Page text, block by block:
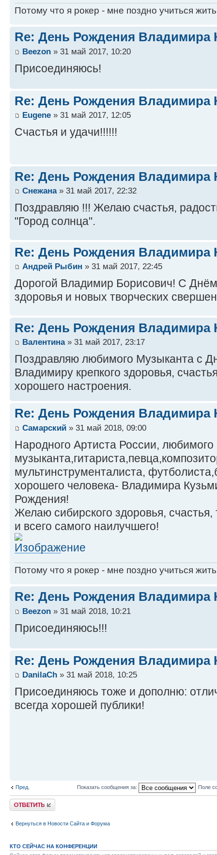
Потому что я рокер - мне поздно учиться
Re: День Рождения Владимира
Beezon » 31 май 2017, 10:20
Присоединяюсь!
Re: День Рождения Владимира
Eugene » 31 май 2017, 12:05
Счастья и удачи!!!!!!
Re: День Рождения Владимира
Снежана» 31 май 2017, 22:32
Поздравляю !!! Желаю счастья,
"Город солнца".
Re: День Рождения Владимира
Андрей Рыбин » 31 май 2017, 22:45
Дорогой Владимир Борисович! С
здоровья и новых творческих
Re: День Рождения Владимира
Валентина» 31 май 2017, 23:17
Поздравляю любимого Музыканта с
Владимиру крепкого здоровья,
хорошего настроения.
Re: День Рождения Владимира
Самарский » 31 май 2018, 09:00
Народного Артиста России, любимого
мультинструменталиста,
хорошего человека- Владимира
Рождения!
Желаю сибирского здоровья, счастья,
и всего самого наилучшего!
Потому что я рокер - мне поздно учиться
Re: День Рождения Владимира
Beezon » 31 май 2018, 10:21
Присоединяюсь!!!
Re: День Рождения Владимира
DanilaCh » 31 май 2018, 10:25
Присоединяюсь тоже и дополню:
всегда хорошей публики!
Пред. Показать сообщения за: Поле
Ответить
Вернуться в Новости Сайта и Форума
КТО СЕЙЧАС НА КОНФЕРЕНЦИИ